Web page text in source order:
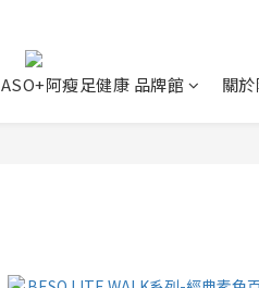
ASO+阿瘦足健康 品牌館 關